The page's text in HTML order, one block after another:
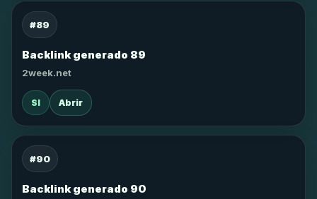
#89
Backlink generado 89
2week.net
SI Abrir
#90
Backlink generado 90